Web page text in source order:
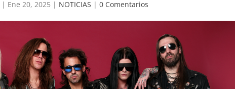
| Ene 20, 2025 | NOTICIAS | 0 Comentarios